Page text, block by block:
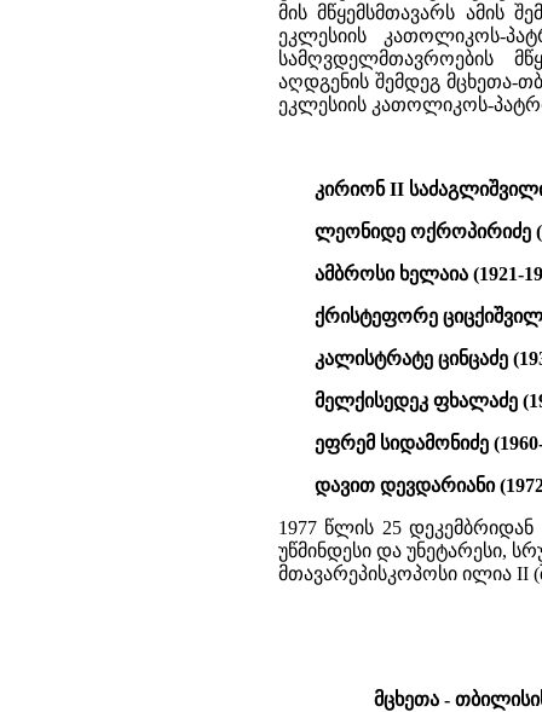
მის მწყემსმთავარს ამის
ეკლესიის კათოლიკოს-
სამღვდელმთავროების
აღდგენის შემდეგ მცხეთა-
ეკლესიის კათოლიკოს-
კირიონ II საძაგლიშვილი
ლეონიდე ოქროპირიძე
ამბროსი ხელაია (1921-
ქრისტეფორე
კალისტრატე ცინცაძე
მელქისედეკ ფხალაძე
ეფრემ სიდამონიძე
დავით დევდარიანი
1977 წლის 25
უწმინდესი და უნეტარესი,
მთავარეპისკოპოსი ილია II
მცხეთა -